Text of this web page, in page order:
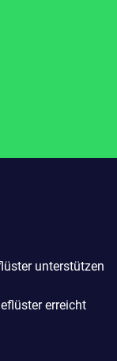
unterstützen
erreicht